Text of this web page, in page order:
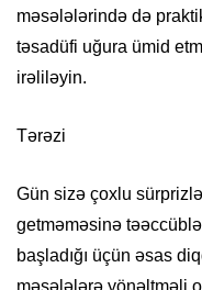
məsələlərində də
təsadüfi uğura ümid
irəliləyin.
Tərəzi
Gün sizə çoxlu
getməməsinə
başladığı üçün əsas